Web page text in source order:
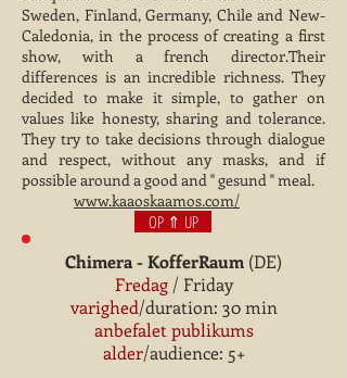
Sweden, Finland, Germany, Chile and New-
Caledonia, in the process of creating a first
show, with a french director.Their
differences is an incredible richness. They
decided to make it simple, to gather on
values like honesty, sharing and tolerance.
They try to take decisions through dialogue
and respect, without any masks, and if
possible around a good and " gesund " meal.
www.kaaoskaamos.com/
OP ⇑ UP
Chimera - KofferRaum (DE)
Fredag / Friday
varighed/duration: 30 min
anbefalet publikums
alder/audience: 5+